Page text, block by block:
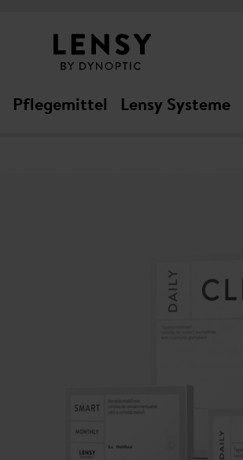
Pflegemittel Lensy Systeme